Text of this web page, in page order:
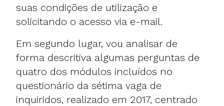
suas condições de utilização e
solicitando o acesso via e-mail.
Em segundo lugar, vou analisar de
forma descritiva algumas perguntas de
quatro dos módulos incluídos no
questionário da sétima vaga de
inquiridos, realizado em 2017, centrado